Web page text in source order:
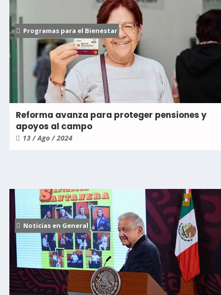
Programas para el Bienestar
Reforma avanza para proteger pensiones y
apoyos al campo
13 / Ago / 2024
Noticias en General